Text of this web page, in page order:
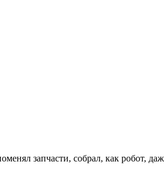
запчасти, собрал, как робот,